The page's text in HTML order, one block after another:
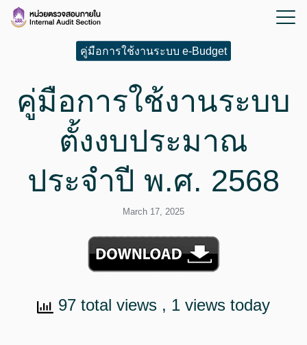
คู่มือการใช้งานระบบ e-Budget
คู่มือการใช้งานระบบ
ตั้งงบประมาณ
ประจำปี พ.ศ. 2568
March 17, 2025
97 total views , 1 views today